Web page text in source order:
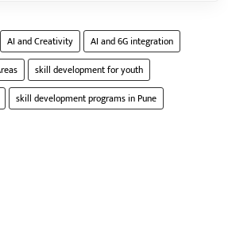
AI and Creativity
AI and 6G integration
skill development for youth
skill development programs in Pune